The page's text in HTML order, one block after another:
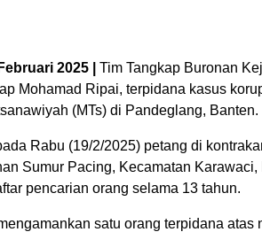
2025 |
Tim Tangkap Buronan
Mohamad Ripai, terpidana kasus
(MTs) di Pandeglang, Banten.
Rabu (19/2/2025) petang di
Sumur Pacing, Kecamatan Karawaci,
pencarian orang selama 13 tahun.
satu orang terpidana atas